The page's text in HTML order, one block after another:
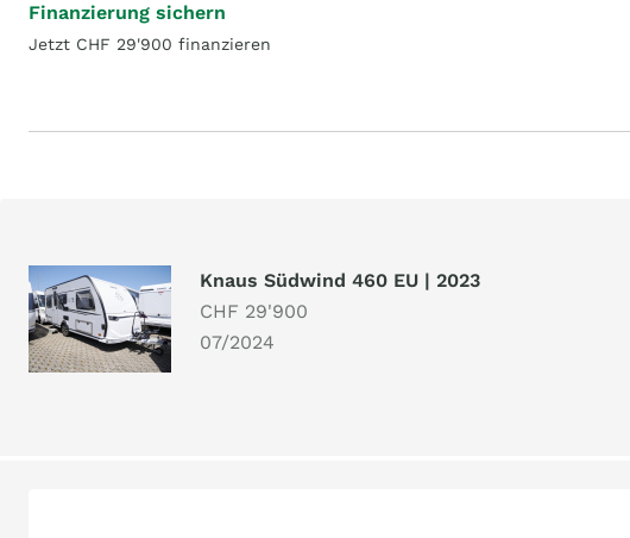
Finanzierung sichern
Jetzt CHF 29'900 finanzieren
Knaus Südwind 460 EU | 2023
CHF 29'900
07/2024